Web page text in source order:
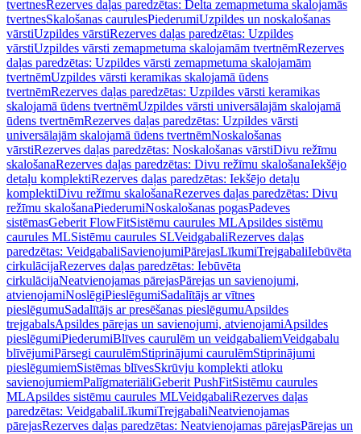
tvertnesRezerves daļas paredzētas: Delta zemapmetuma skalojamās
tvertnesSkalošanas caurulesPiederumiUzpildes un noskalošanas
vārstiUzpildes vārstiRezerves daļas paredzētas: Uzpildes
vārstiUzpildes vārsti zemapmetuma skalojamām tvertnēmRezerves
daļas paredzētas: Uzpildes vārsti zemapmetuma skalojamām
tvertnēmUzpildes vārsti keramikas skalojamā ūdens
tvertnēmRezerves daļas paredzētas: Uzpildes vārsti keramikas
skalojamā ūdens tvertnēmUzpildes vārsti universālajām skalojamā
ūdens tvertnēmRezerves daļas paredzētas: Uzpildes vārsti
universālajām skalojamā ūdens tvertnēmNoskalošanas
vārstiRezerves daļas paredzētas: Noskalošanas vārstiDivu režīmu
skalošanaRezerves daļas paredzētas: Divu režīmu skalošanaIekšējo
detaļu komplektiRezerves daļas paredzētas: Iekšējo detaļu
komplektiDivu režīmu skalošanaRezerves daļas paredzētas: Divu
režīmu skalošanaPiederumiNoskalošanas pogasPadeves
sistēmasGeberit FlowFitSistēmu caurules MLApsildes sistēmu
caurules MLSistēmu caurules SLVeidgabaliRezerves daļas
paredzētas: VeidgabaliSavienojumiPārejasLīkumiTrejgabaliIebūvēta
cirkulācijaRezerves daļas paredzētas: Iebūvēta
cirkulācijaNeatvienojamas pārejasPārejas un savienojumi,
atvienojamiNoslēgiPieslēgumiSadalītājs ar vītnes
pieslēgumuSadalītājs ar presēšanas pieslēgumuApsildes
trejgabalsApsildes pārejas un savienojumi, atvienojamiApsildes
pieslēgumiPiederumiBlīves caurulēm un veidgabaliemVeidgabalu
blīvējumiPārsegi caurulēmStiprinājumi caurulēmStiprinājumi
pieslēgumiemSistēmas blīvesSkrūvju komplekti atloku
savienojumiemPalīgmateriāliGeberit PushFitSistēmu caurules
MLApsildes sistēmu caurules MLVeidgabaliRezerves daļas
paredzētas: VeidgabaliLīkumiTrejgabaliNeatvienojamas
pārejasRezerves daļas paredzētas: Neatvienojamas pārejasPārejas un